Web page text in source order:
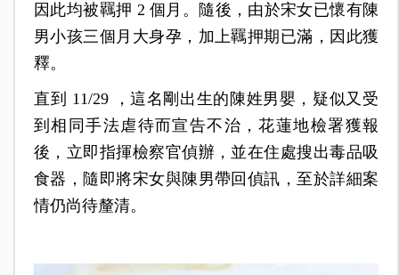
因此均被羈押 2 個月。隨後，由於宋女已懷有陳
男小孩三個月大身孕，加上羈押期已滿，因此獲
釋。
直到 11/29 ，這名剛出生的陳姓男嬰，疑似又受
到相同手法虐待而宣告不治，花蓮地檢署獲報
後，立即指揮檢察官偵辦，並在住處搜出毒品吸
食器，隨即將宋女與陳男帶回偵訊，至於詳細案
情仍尚待釐清。